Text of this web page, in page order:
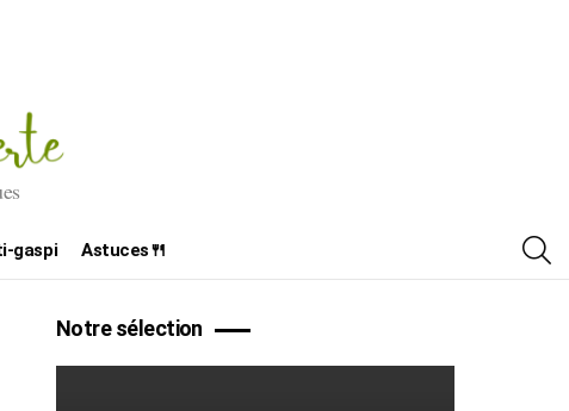
gaspi Astuces🍴
Notre sélection